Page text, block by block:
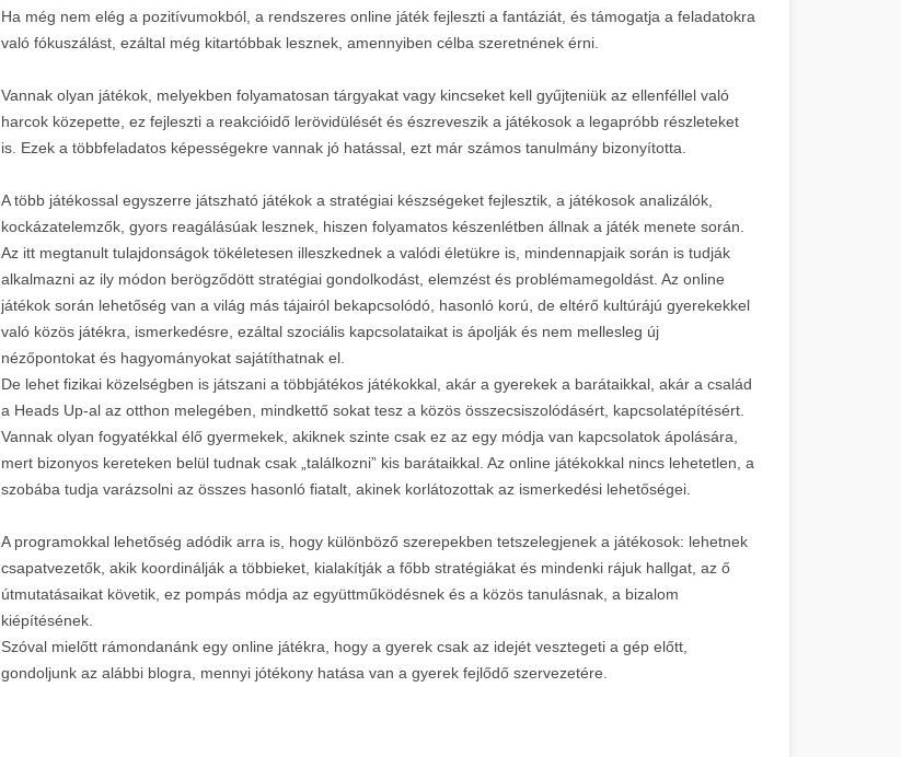
Ha még nem elég a pozitívumokból, a rendszeres online játék fejleszti a fantáziát, és támogatja a feladatokra
való fókuszálást, ezáltal még kitartóbbak lesznek, amennyiben célba szeretnének érni.
Vannak olyan játékok, melyekben folyamatosan tárgyakat vagy kincseket kell gyűjteniük az ellenféllel való
harcok közepette, ez fejleszti a reakcióidő lerövidülését és észreveszik a játékosok a legapróbb részleteket
is. Ezek a többfeladatos képességekre vannak jó hatással, ezt már számos tanulmány bizonyította.
A több játékossal egyszerre játszható játékok a stratégiai készségeket fejlesztik, a játékosok analizálók,
kockázatelemzők, gyors reagálásúak lesznek, hiszen folyamatos készenlétben állnak a játék menete során.
Az itt megtanult tulajdonságok tökéletesen illeszkednek a valódi életükre is, mindennapjaik során is tudják
alkalmazni az ily módon berögződött stratégiai gondolkodást, elemzést és problémamegoldást. Az online
játékok során lehetőség van a világ más tájairól bekapcsolódó, hasonló korú, de eltérő kultúrájú gyerekekkel
való közös játékra, ismerkedésre, ezáltal szociális kapcsolataikat is ápolják és nem mellesleg új
nézőpontokat és hagyományokat sajátíthatnak el.
De lehet fizikai közelségben is játszani a többjátékos játékokkal, akár a gyerekek a barátaikkal, akár a család
a Heads Up-al az otthon melegében, mindkettő sokat tesz a közös összecsiszolódásért, kapcsolatépítésért.
Vannak olyan fogyatékkal élő gyermekek, akiknek szinte csak ez az egy módja van kapcsolatok ápolására,
mert bizonyos kereteken belül tudnak csak „találkozni” kis barátaikkal. Az online játékokkal nincs lehetetlen, a
szobába tudja varázsolni az összes hasonló fiatalt, akinek korlátozottak az ismerkedési lehetőségei.
A programokkal lehetőség adódik arra is, hogy különböző szerepekben tetszelegjenek a játékosok: lehetnek
csapatvezetők, akik koordinálják a többieket, kialakítják a főbb stratégiákat és mindenki rájuk hallgat, az ő
útmutatásaikat követik, ez pompás módja az együttműködésnek és a közös tanulásnak, a bizalom
kiépítésének.
Szóval mielőtt rámondanánk egy online játékra, hogy a gyerek csak az idejét vesztegeti a gép előtt,
gondoljunk az alábbi blogra, mennyi jótékony hatása van a gyerek fejlődő szervezetére.